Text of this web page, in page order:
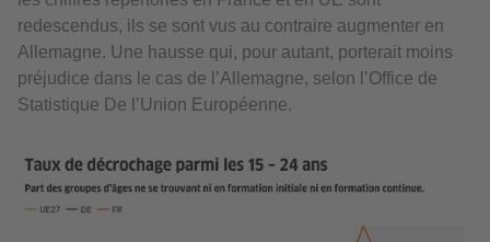
redescendus, ils se sont vus au contraire augmenter en
Allemagne. Une hausse qui, pour autant, porterait moins
préjudice dans le cas de l’Allemagne, selon l’Office de
Statistique De l’Union Européenne.